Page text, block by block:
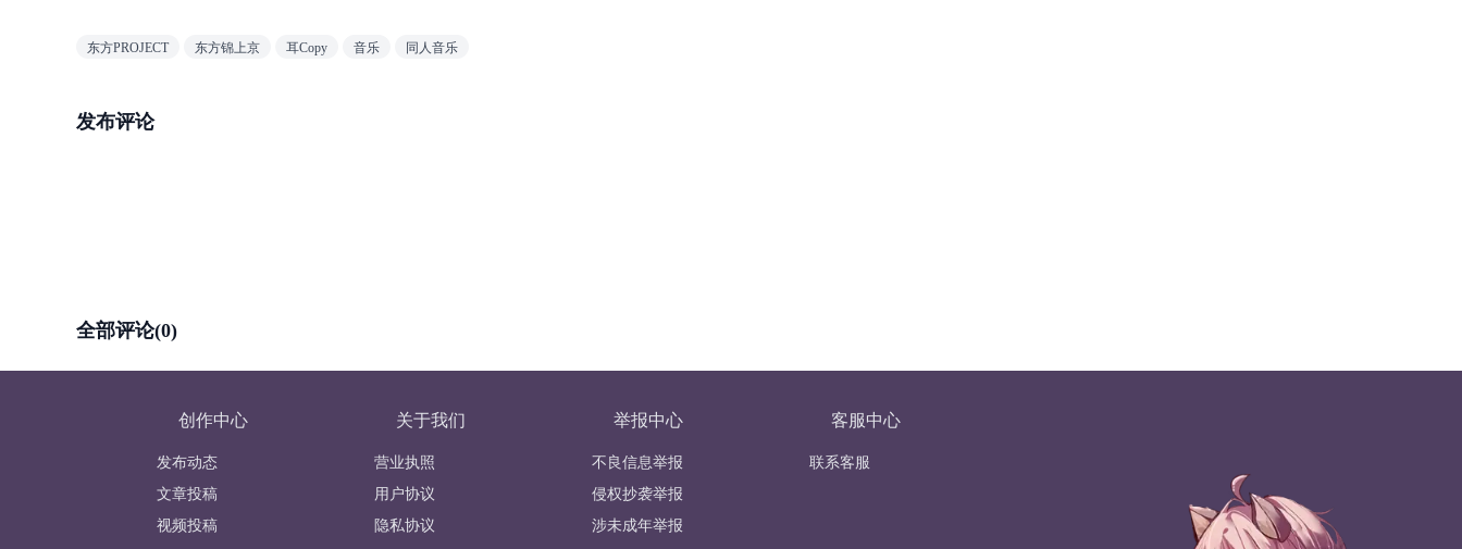
东方PROJECT 东方锦上京 耳Copy 音乐 同人音乐
发布评论
全部评论(0)
创作中心
发布动态
文章投稿
视频投稿
关于我们
营业执照
用户协议
隐私协议
举报中心
不良信息举报
侵权抄袭举报
涉未成年举报
客服中心
联系客服